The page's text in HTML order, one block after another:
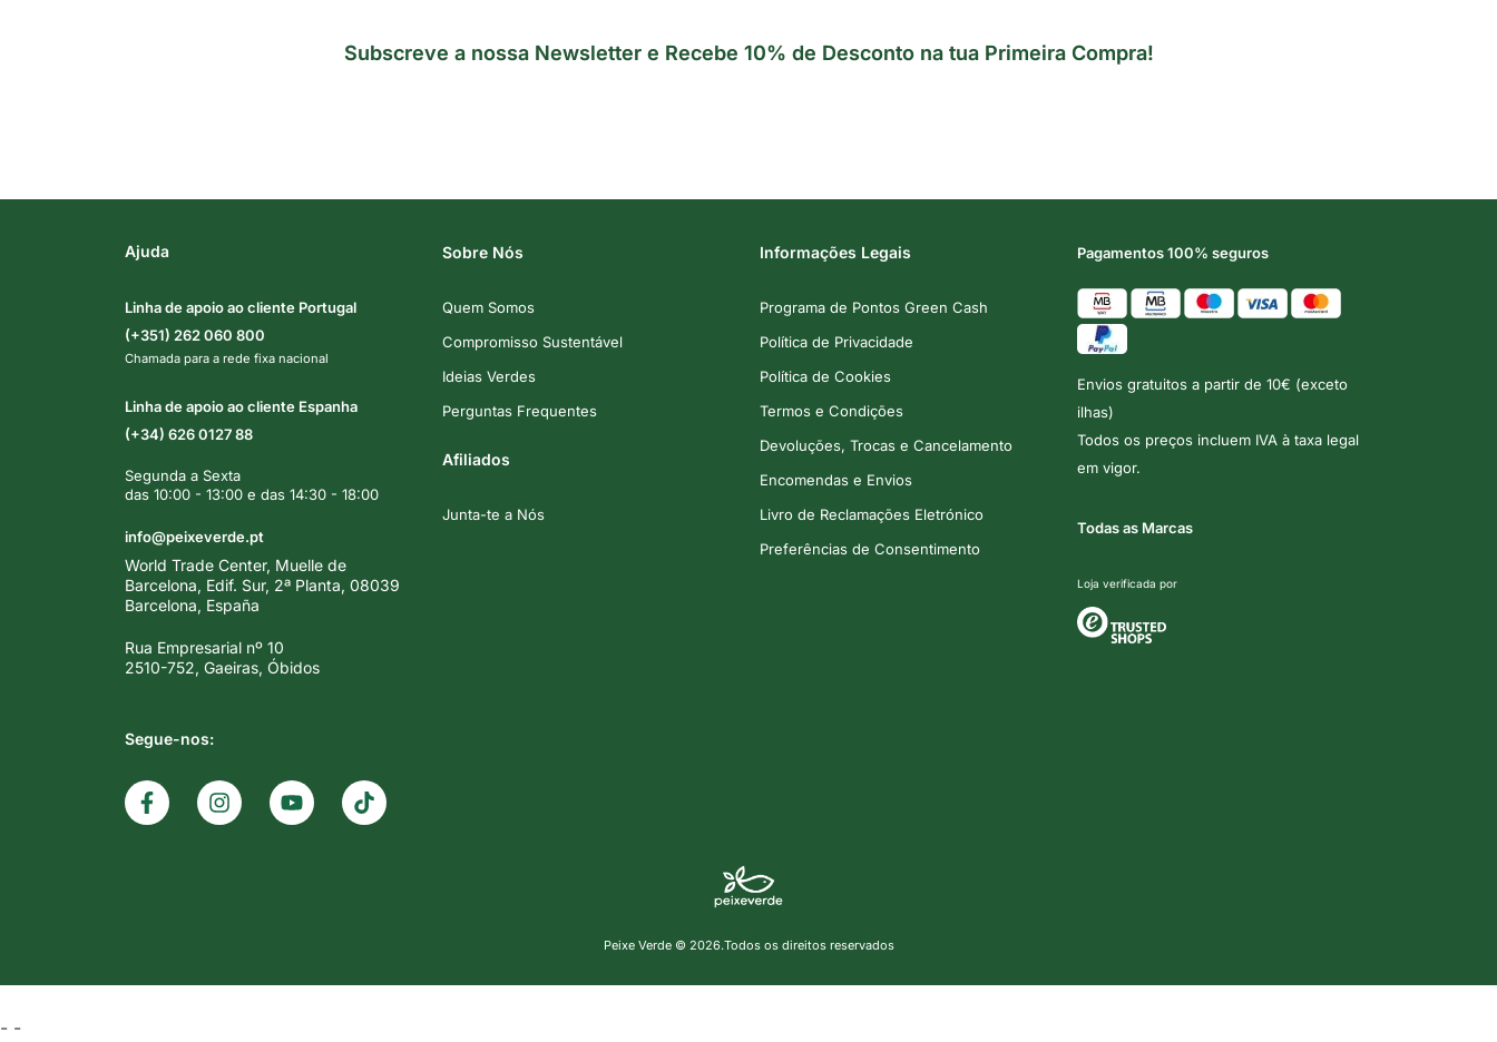
Subscreve a nossa Newsletter e Recebe 10% de Desconto na tua Primeira Compra!
Ajuda
Linha de apoio ao cliente Portugal
(+351) 262 060 800
Chamada para a rede fixa nacional
Linha de apoio ao cliente Espanha
(+34) 626 0127 88
Segunda a Sexta
das 10:00 - 13:00 e das 14:30 - 18:00
info@peixeverde.pt
World Trade Center, Muelle de
Barcelona, Edif. Sur, 2ª Planta, 08039
Barcelona, España
Rua Empresarial nº 10
2510-752, Gaeiras, Óbidos
Segue-nos:
Sobre Nós
Quem Somos
Compromisso Sustentável
Ideias Verdes
Perguntas Frequentes
Afiliados
Junta-te a Nós
Informações Legais
Programa de Pontos Green Cash
Política de Privacidade
Política de Cookies
Termos e Condições
Devoluções, Trocas e Cancelamento
Encomendas e Envios
Livro de Reclamações Eletrónico
Preferências de Consentimento
Pagamentos 100% seguros
Envios gratuitos a partir de 10€ (exceto
ilhas)
Todos os preços incluem IVA à taxa legal
em vigor.
Todas as Marcas
Loja verificada por
Peixe Verde © 2026.Todos os direitos reservados
- -